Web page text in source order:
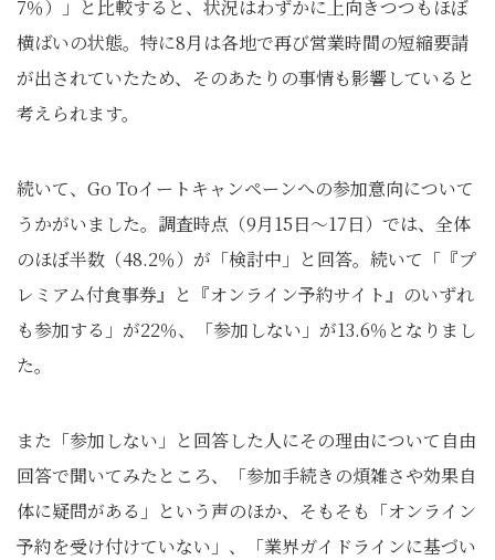
7％）」と比較すると、状況はわずかに上向きつつもほぼ
横ばいの状態。特に8月は各地で再び営業時間の短縮要請
が出されていたため、そのあたりの事情も影響していると
考えられます。
続いて、Go Toイートキャンペーンへの参加意向について
うかがいました。調査時点（9月15日～17日）では、全体
のほぼ半数（48.2％）が「検討中」と回答。続いて「『プ
レミアム付食事券』と『オンライン予約サイト』のいずれ
も参加する」が22％、「参加しない」が13.6％となりまし
た。
また「参加しない」と回答した人にその理由について自由
回答で聞いてみたところ、「参加手続きの煩雑さや効果自
体に疑問がある」という声のほか、そもそも「オンライン
予約を受け付けていない」、「業界ガイドラインに基づい